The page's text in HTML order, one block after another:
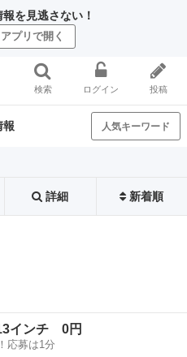
を見逃さない！
アプリで開く
検索 ログイン 投稿
報 人気キーワード
詳細 新着順
インチ 0円
応募は1分